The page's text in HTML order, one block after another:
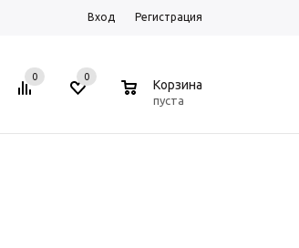
Вход Регистрация
0 0
Корзина
пуста